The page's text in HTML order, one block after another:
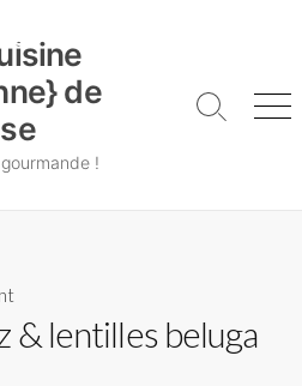
de
!
Search
& lentilles beluga